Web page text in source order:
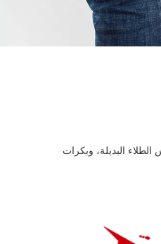
البديلة، وبكرات